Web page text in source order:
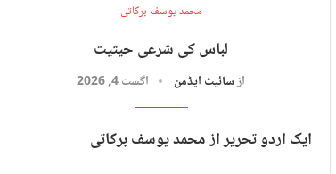
محمد یوسف برکاتی
لباس کی شرعی حیثیت
ازسائیٹ ایڈمن اگست 4, 2026
ایک اردو تحریر از محمد یوسف برکاتی